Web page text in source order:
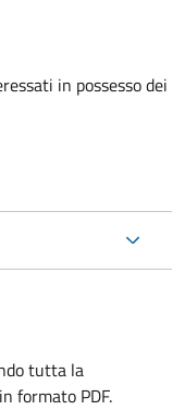
in possesso dei
tutta la
formato PDF.